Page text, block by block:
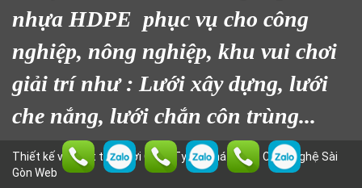
nhựa HDPE phục vụ cho công
nghiệp, nông nghiệp, khu vui chơi
giải trí như : Lưới xây dựng, lưới
che nắng, lưới chắn côn trùng...
Thiết kế và phát triển bởi Công Ty CP Phát Triển Công Nghệ Sài
Gòn Web